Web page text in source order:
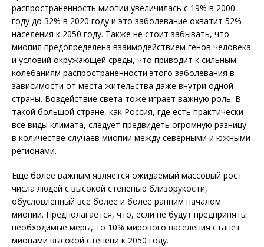
распространенность миопии увеличилась с 19% в 2000
году до 32% в 2020 году и это заболевание охватит 52%
населения к 2050 году. Также не стоит забывать, что
миопия предопределена взаимодействием генов человека
и условий окружающей среды, что приводит к сильным
колебаниям распространенности этого заболевания в
зависимости от места жительства даже внутри одной
страны. Воздействие света тоже играет важную роль. В
такой большой стране, как Россия, где есть практически
все виды климата, следует предвидеть огромную разницу
в количестве случаев миопии между северными и южными
регионами.
Еще более важным является ожидаемый массовый рост
числа людей с высокой степенью близорукости,
обусловленный все более и более ранним началом
миопии. Предполагается, что, если не будут предприняты
необходимые меры, то 10% мирового населения станет
миопами высокой степени к 2050 году.